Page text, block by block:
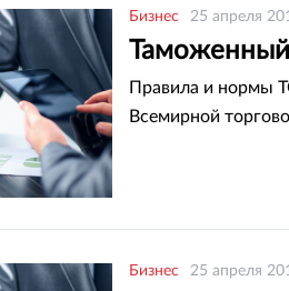
Бизнес 25 апреля
Правила и нормы
Всемирной
Бизнес 25 апреля